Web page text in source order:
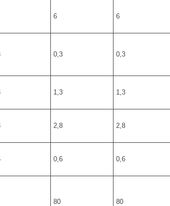
6 6
0,3 0,3
1,3 1,3
2,8 2,8
0,6 0,6
80 80